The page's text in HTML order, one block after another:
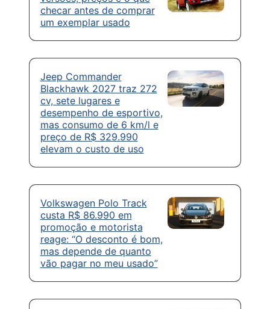
checar antes de comprar
um exemplar usado
Jeep Commander
Blackhawk 2027 traz 272
cv, sete lugares e
desempenho de esportivo,
mas consumo de 6 km/l e
preço de R$ 329.990
elevam o custo de uso
Volkswagen Polo Track
custa R$ 86.990 em
promoção e motorista
reage: “O desconto é bom,
mas depende de quanto
vão pagar no meu usado”